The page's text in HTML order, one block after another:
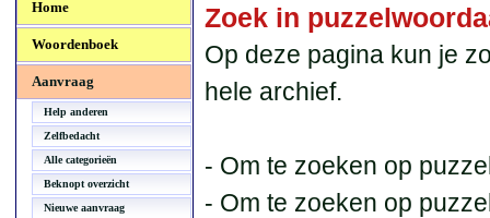
Home
Woordenboek
Aanvraag
Help anderen
Zelfbedacht
Alle categorieën
Beknopt overzicht
Nieuwe aanvraag
Zoek in
Op deze pagina kun je
hele archief.
- Om te zoeken op
- Om te zoeken op